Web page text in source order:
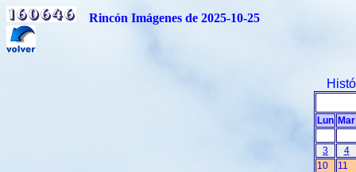
Rincón Imágenes de 2025-10-25
Lun Mar
3
4
10
11